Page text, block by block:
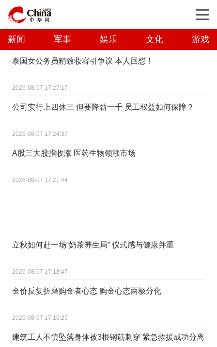
新闻 军事 娱乐 文化 游戏
泰国女公务员精致妆容引争议 本人回怼！
2026-08-07 17:27:17
公司实行上四休三 但要降薪一千 员工权益如何保障？
2026-08-07 17:24:37
A股三大股指收涨 医药生物领涨市场
2026-08-07 17:21:44
立秋如何赴一场“奶茶养生局” 仪式感与健康并重
2026-08-07 17:18:47
金价反复折磨购金者心态 购金心态两极分化
2026-08-07 17:16:25
建筑工人不慎坠落身体被3根钢筋刺穿 紧急救援成功分离